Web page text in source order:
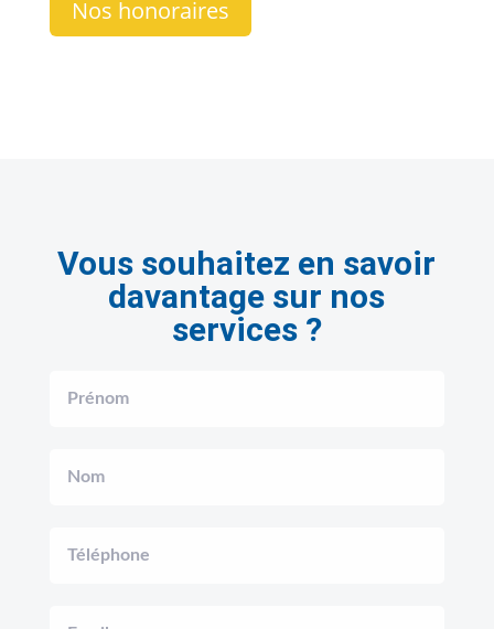
Nos honoraires
Vous souhaitez en savoir
davantage sur nos
services ?